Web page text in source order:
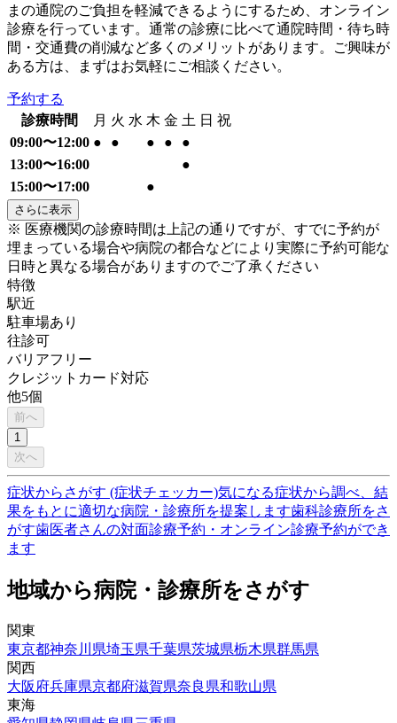
まの通院のご負担を軽減できるようにするため、オンライン
診療を行っています。通常の診療に比べて通院時間・待ち時
間・交通費の削減など多くのメリットがあります。ご興味が
ある方は、まずはお気軽にご相談ください。
予約する
診療時間
月 火 水 木 金 土 日 祝
09:00〜12:00 ● ● ● ●
●
13:00〜16:00
●
15:00〜17:00
●
さらに表示
※ 医療機関の診療時間は上記の通りですが、すでに予約が
埋まっている場合や病院の都合などにより実際に予約可能な
日時と異なる場合がありますのでご了承ください
特徴
駅近
駐車場あり
往診可
バリアフリー
クレジットカード対応
他5個
前へ
1
次へ
症状からさがす (症状チェッカー)気になる症状から調べ、結
果をもとに適切な病院・診療所を提案します歯科診療所をさ
がす歯医者さんの対面診療予約・オンライン診療予約ができ
ます
地域から病院・診療所をさがす
関東
東京都神奈川県埼玉県千葉県茨城県栃木県群馬県
関西
大阪府兵庫県京都府滋賀県奈良県和歌山県
東海